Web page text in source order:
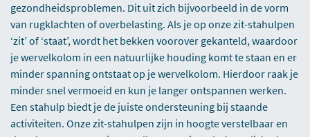
gezondheidsproblemen. Dit uit zich bijvoorbeeld in de vorm
van rugklachten of overbelasting. Als je op onze zit-stahulpen
‘zit’ of ‘staat’, wordt het bekken voorover gekanteld, waardoor
je wervelkolom in een natuurlijke houding komt te staan en er
minder spanning ontstaat op je wervelkolom. Hierdoor raak je
minder snel vermoeid en kun je langer ontspannen werken.
Een stahulp biedt je de juiste ondersteuning bij staande
activiteiten. Onze zit-stahulpen zijn in hoogte verstelbaar en